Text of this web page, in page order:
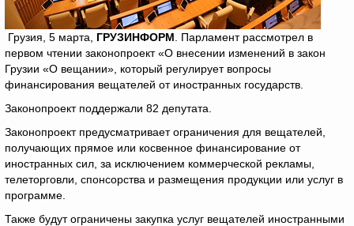
Грузия, 5 марта, ГРУЗИНФОРМ . Парламент рассмотрел в
первом чтении законопроект «О внесении изменений в закон
Грузии «О вещании», который регулирует вопросы
финансирования вещателей от иностранных государств.
Законопроект поддержали 82 депутата.
Законопроект предусматривает ограничения для вещателей,
получающих прямое или косвенное финансирование от
иностранных сил, за исключением коммерческой рекламы,
телеторговли, спонсорства и размещения продукции или услуг в
программе.
Также будут ограничены закупка услуг вещателей иностранными